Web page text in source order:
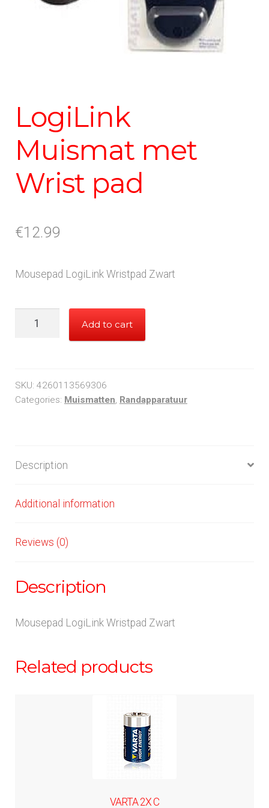
LogiLink
Muismat met
Wrist pad
€12.99
Mousepad LogiLink Wristpad Zwart
pad
quantity
Add to cart
SKU: 4260113569306
Categories: Muismatten, Randapparatuur
Description
Additional information
Reviews (0)
Description
Mousepad LogiLink Wristpad Zwart
Related products
VARTA 2X C